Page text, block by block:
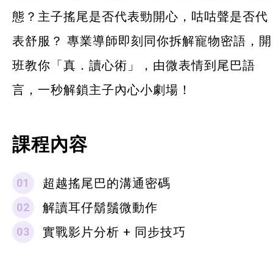
態？主子搖尾是否代表勁開心，咕咕聲是否代
表舒服？ 專業導師即刻同你拆解寵物密語，開
班教你「真．讀心術」，由微表情到尾巴語
言，一秒解鎖主子內心小劇場！
課程內容
超越搖尾巴的溝通密碼
解讀耳仔鬍鬚微動作
實戰影片分析 + 同步技巧